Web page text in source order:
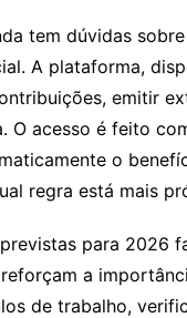
tem dúvidas
A plataforma,
emitir
O acesso é feito
o
regra está mais
para 2026
a
de trabalho,